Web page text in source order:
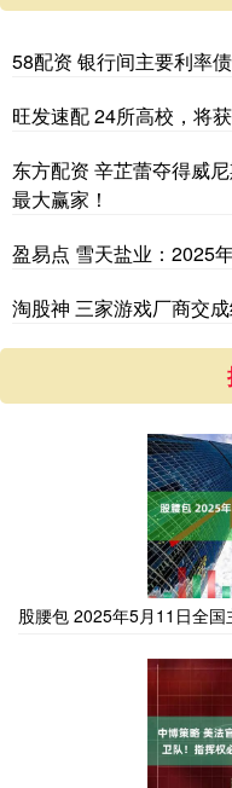
58配资 银行间主要利率
旺发速配 24所高校，将
东方配资 辛芷蕾夺得威
最大赢家！
盈易点 雪天盐业：2025
淘股神 三家游戏厂商交
股腰包 2025年5月11日全